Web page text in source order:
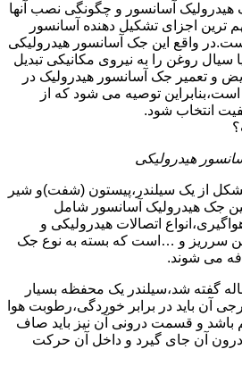
هیدرولیک آسانسور و چگونگی نصب آنها
ترین اجزای تشکیل دهنده آسانسور
واقع این جک آسانسور هیدرولیکی
سیال روغن را به نیروی مکانیکی تبدیل
و تعمیر جک آسانسور هیدرولیک در
توصیه می شود که از
انتخاب شود.
هیدرولیکی
از یک سیلندر،پیستون (شفت)و شیر
جک هیدرولیک آسانسور شامل
اتصالات هیدرولیکی و
سرریز و …است که بسته به نوع جک
می شوند.
گفته شد،سیلندر یک محفظه بسیار
باید در برابر خوردگی،رطوبت هوا
و قسمت درونی آن نیز باید صاف
آن جای گیرد و داخل آن حرکت